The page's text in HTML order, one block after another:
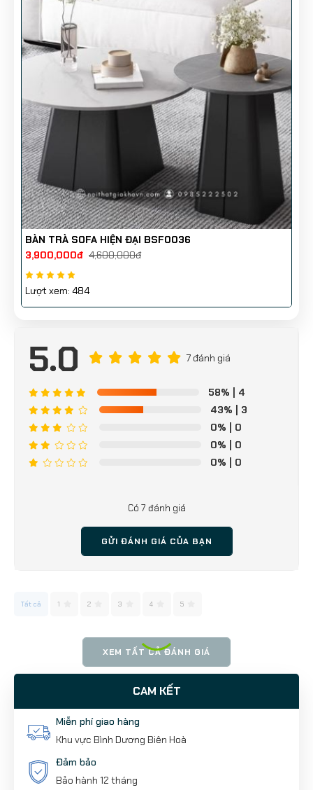
TP.HCM (Gần chợ đầu mối Hóc Môn)
🌐 Website:
📺Youtube:
www.youtube.com/@TIPDECORSTORE
http://zalo.me/0985222502
🔖
#BànSofaHiệnĐại #BànTràPhòngKhách
#NộiThấtSangTrọng #DecorNhàĐẹp
#ThiếtKếNộiThất
🚀Inbox ngay để nhận tư vấn & đặt hàng với giá ưu
đãi nhất!
BÀN TRÀ SOFA HIỆN ĐẠI BSF0036
3,900,000đ 4,600,000đ
Lượt xem: 484
5.0 7 đánh giá
58% | 4
43% | 3
0% | 0
0% | 0
0% | 0
Có 7 đánh giá
GỬI ĐÁNH GIÁ CỦA BẠN
Tất cả 1 2 3 4 5
XEM TẤT CẢ ĐÁNH GIÁ
CAM KẾT
Miễn phí giao hàng
Khu vực Bình Dương Biên Hoà
Đảm bảo
Bảo hành 12 tháng